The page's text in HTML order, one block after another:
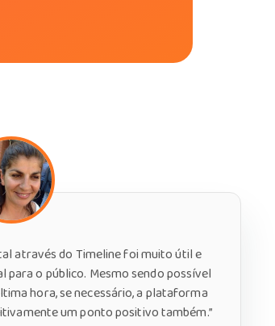
através do Timeline foi muito útil e
o público. Mesmo sendo possível
hora, se necessário, a plataforma
um ponto positivo também.”